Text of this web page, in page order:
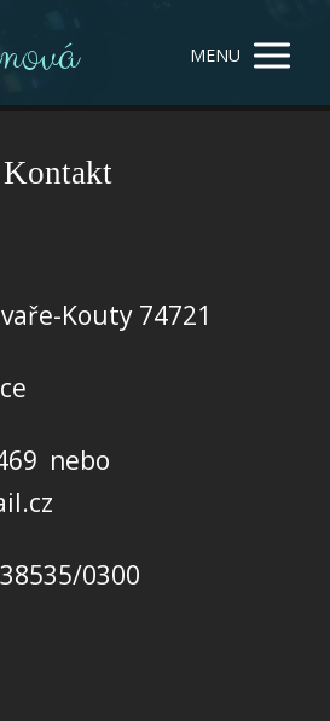
MENU
Kontakt
Kouty 74721
nebo
0300